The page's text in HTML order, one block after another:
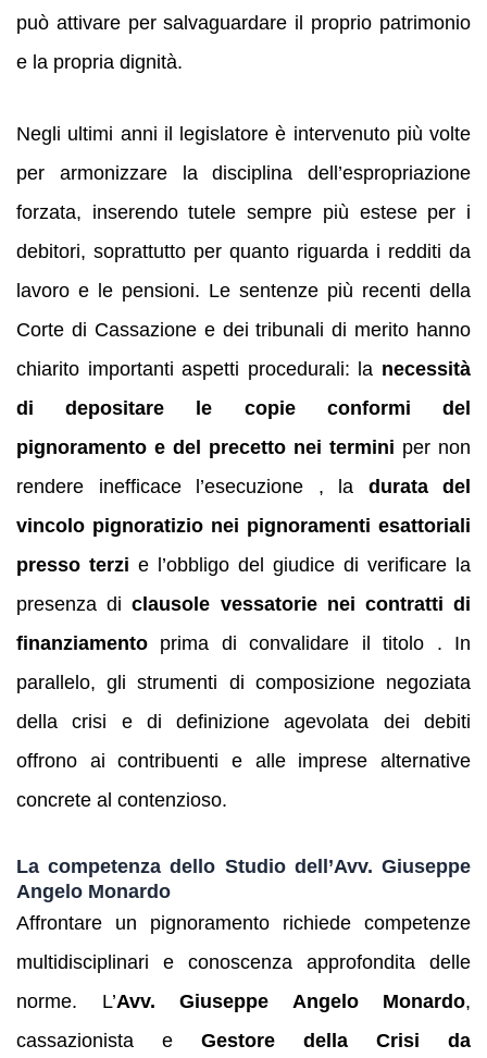
può attivare per salvaguardare il proprio patrimonio
e la propria dignità.
Negli ultimi anni il legislatore è intervenuto più volte
per armonizzare la disciplina dell’espropriazione
forzata, inserendo tutele sempre più estese per i
debitori, soprattutto per quanto riguarda i redditi da
lavoro e le pensioni. Le sentenze più recenti della
Corte di Cassazione e dei tribunali di merito hanno
chiarito importanti aspetti procedurali: la necessità
di depositare le copie conformi del
pignoramento e del precetto nei termini per non
rendere inefficace l’esecuzione , la durata del
vincolo pignoratizio nei pignoramenti esattoriali
presso terzi e l’obbligo del giudice di verificare la
presenza diclausole vessatorie nei contratti di
finanziamento prima di convalidare il titolo . In
parallelo, gli strumenti di composizione negoziata
della crisi e di definizione agevolata dei debiti
offrono ai contribuenti e alle imprese alternative
concrete al contenzioso.
La competenza dello Studio dell’Avv. Giuseppe
Angelo Monardo
Affrontare un pignoramento richiede competenze
multidisciplinari e conoscenza approfondita delle
norme. L’Avv. Giuseppe Angelo Monardo,
cassazionista e Gestore della Crisi da